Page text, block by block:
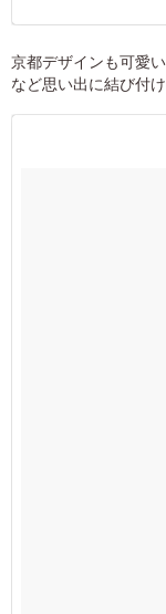
京都デザインも可愛
など思い出に結び付